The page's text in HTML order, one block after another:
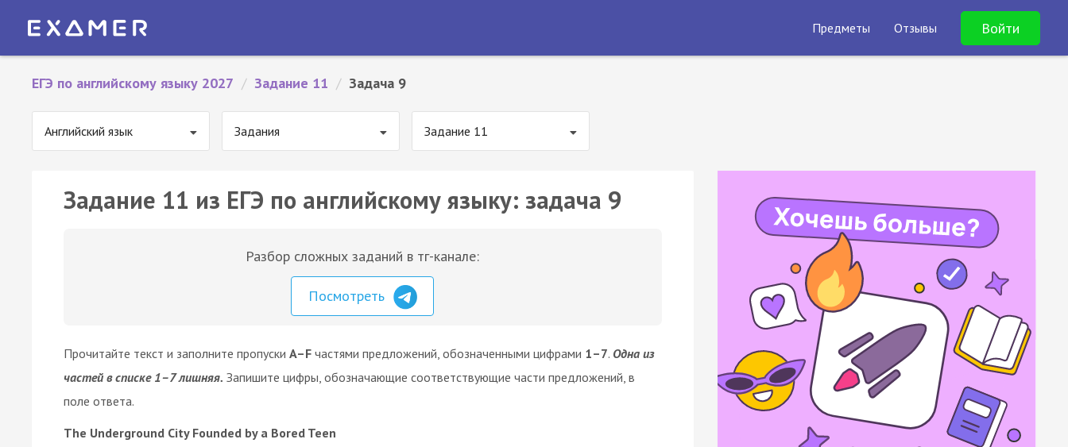
Предметы Отзывы Войти
ЕГЭ по английскому языку 2027 / Задание 11 / Задача 9
Английский язык Задания Задание 11
Задание 11 из ЕГЭ по английскому языку: задача 9
Разбор сложных заданий в тг-канале:
Посмотреть
Прочитайте текст и заполните пропуски A–F частями предложений, обозначенными цифрами 1–7. Одна из
частей в списке 1–7 лишняя. Запишите цифры, обозначающие соответствующие части предложений, в
поле ответа.
The Underground City Founded by a Bored Teen